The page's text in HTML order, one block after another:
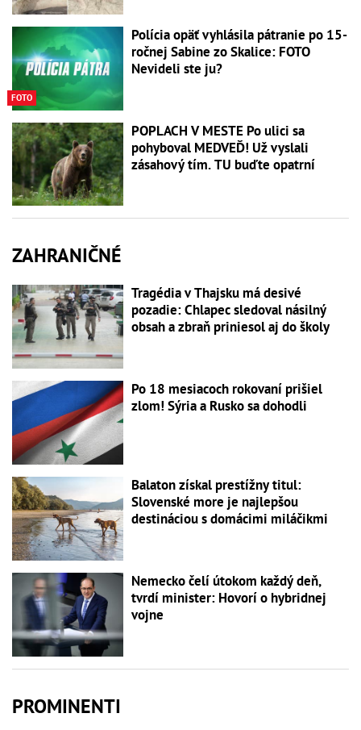
FOTO
Polícia opäť vyhlásila pátranie po 15-
ročnej Sabine zo Skalice: FOTO
Nevideli ste ju?
POPLACH V MESTE Po ulici sa
pohyboval MEDVEĎ! Už vyslali
zásahový tím. TU buďte opatrní
ZAHRANIČNÉ
Tragédia v Thajsku má desivé
pozadie: Chlapec sledoval násilný
obsah a zbraň priniesol aj do školy
Po 18 mesiacoch rokovaní prišiel
zlom! Sýria a Rusko sa dohodli
Balaton získal prestížny titul:
Slovenské more je najlepšou
destináciou s domácimi miláčikmi
Nemecko čelí útokom každý deň,
tvrdí minister: Hovorí o hybridnej
vojne
PROMINENTI